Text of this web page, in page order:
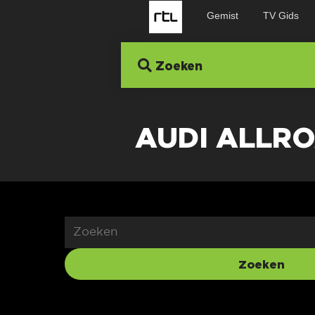
Gemist TV Gids
Zoeken
AUDI